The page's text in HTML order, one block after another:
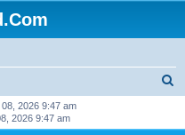
2026 9:47 am
2026 9:47 am